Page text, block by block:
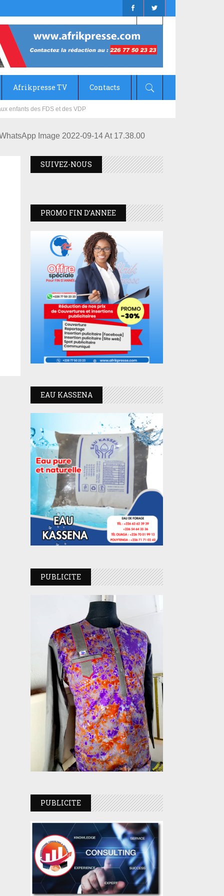
Afrikpresse TV Contacts
Image 2022-09-14 At 17.38.00
SUIVEZ-NOUS
PROMO FIN D’ANNEE
EAU KASSENA
PUBLICITE
PUBLICITE